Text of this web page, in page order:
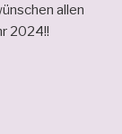
allen
2024!!